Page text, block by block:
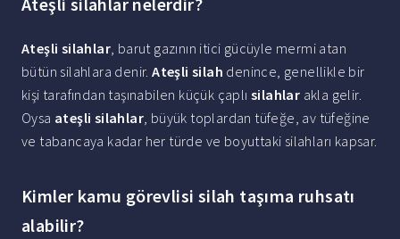
Ateşli silahlar, barut gazının itici gücüyle mermi atan
bütün silahlara denir.Ateşli silah denince, genellikle bir
kişi tarafından taşınabilen küçük çaplı silahlar akla gelir.
Oysa ateşli silahlar, büyük toplardan tüfeğe, av tüfeğine
ve tabancaya kadar her türde ve boyuttaki silahları kapsar.
Kimler kamu görevlisi silah taşıma ruhsatı
alabilir?